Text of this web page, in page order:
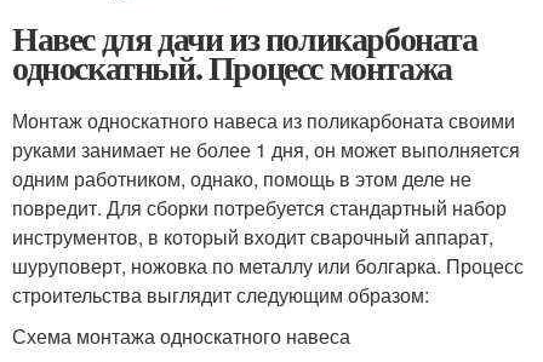
Навес для дачи из поликарбоната
односкатный. Процесс монтажа
Монтаж односкатного навеса из поликарбоната своими
руками занимает не более 1 дня, он может выполняется
одним работником, однако, помощь в этом деле не
повредит. Для сборки потребуется стандартный набор
инструментов, в который входит сварочный аппарат,
шуруповерт, ножовка по металлу или болгарка. Процесс
строительства выглядит следующим образом:
Схема монтажа односкатного навеса